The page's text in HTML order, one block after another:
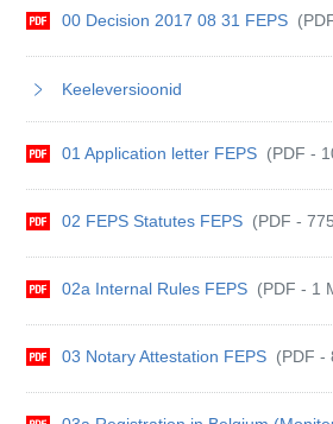
00 Decision 2017 08 31 FEPS
Keeleversioonid
01 Application letter FEPS (PDF -
02 FEPS Statutes FEPS (PDF -
02a Internal Rules FEPS (PDF - 1
03 Notary Attestation FEPS (PDF -